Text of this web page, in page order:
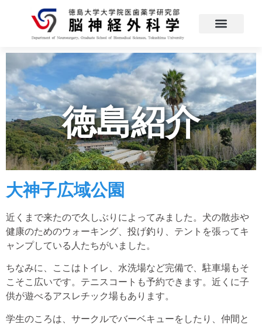
徳島紹介
大神子広域公園
近くまで来たので久しぶりによってみました。犬の散歩や
健康のためのウォーキング、投げ釣り、テントを張ってキ
ャンプしている人たちがいました。
ちなみに、ここはトイレ、水洗場など完備で、駐車場もそ
こそこ広いです。テニスコートも予約できます。近くに子
供が遊べるアスレチック場もあります。
学生のころは、サークルでバーベキューをしたり、仲間と